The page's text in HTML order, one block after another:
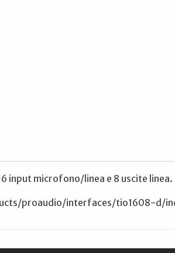
input microfono/linea e 8 uscite linea.
proaudio/interfaces/tio1608-d/